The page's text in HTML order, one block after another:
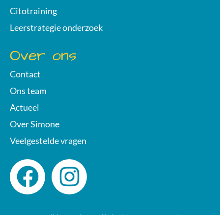
Citotraining
Leerstrategie onderzoek
Over ons
Contact
Ons team
Actueel
Over Simone
Veelgestelde vragen